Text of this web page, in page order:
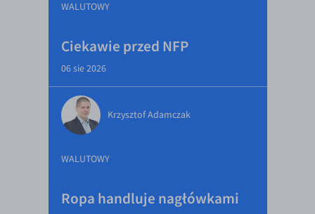
WALUTOWY
Ciekawie przed NFP
06 sie 2026
Krzysztof Adamczak
WALUTOWY
Ropa handluje nagłówkami